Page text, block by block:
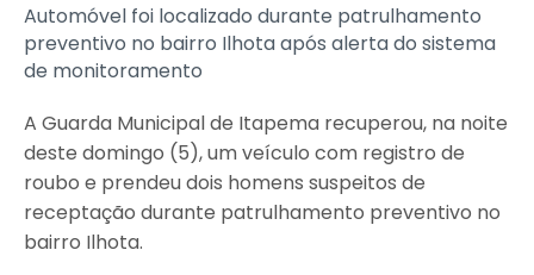
Automóvel foi localizado durante patrulhamento
preventivo no bairro Ilhota após alerta do sistema
de monitoramento
A Guarda Municipal de Itapema recuperou, na noite
deste domingo (5), um veículo com registro de
roubo e prendeu dois homens suspeitos de
receptação durante patrulhamento preventivo no
bairro Ilhota.